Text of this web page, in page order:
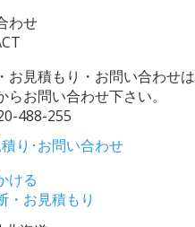
わせ
お見積もり・お問い合わせは
らお問い合わせ下さい。
488-255
り･お問い合わせ
ける
・お見積もり